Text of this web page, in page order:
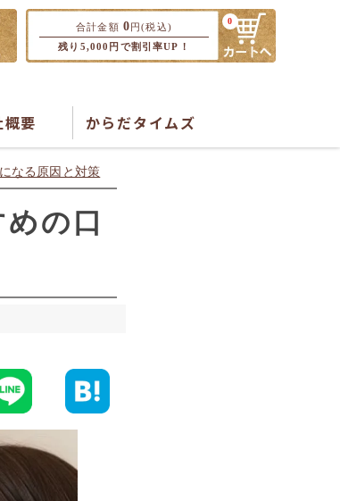
合計金額 0円(税込)
残り5,000円で割引率UP！
0
概要 からだタイムズ
なる原因と対策
の口